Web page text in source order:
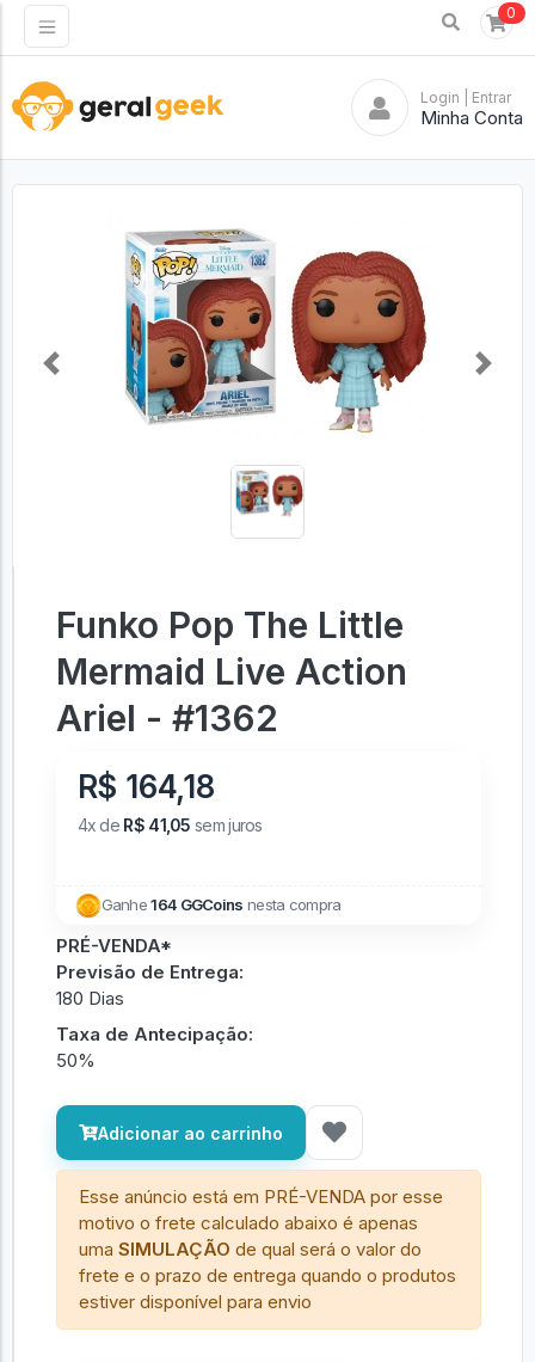
0
Login | Entrar
Minha Conta
Previous Next
Funko Pop The Little
Mermaid Live Action
Ariel - #1362
R$ 164,18
4x de R$ 41,05 sem juros
Ganhe164 GGCoins nesta compra
PRÉ-VENDA*
Previsão de Entrega:
180 Dias
Taxa de Antecipação:
50%
Adicionar ao carrinho
Esse anúncio está em PRÉ-VENDA por esse
motivo o frete calculado abaixo é apenas
umaSIMULAÇÃO de qual será o valor do
frete e o prazo de entrega quando o produtos
estiver disponível para envio